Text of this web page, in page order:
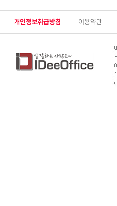
개인정보취급방침 이용약관